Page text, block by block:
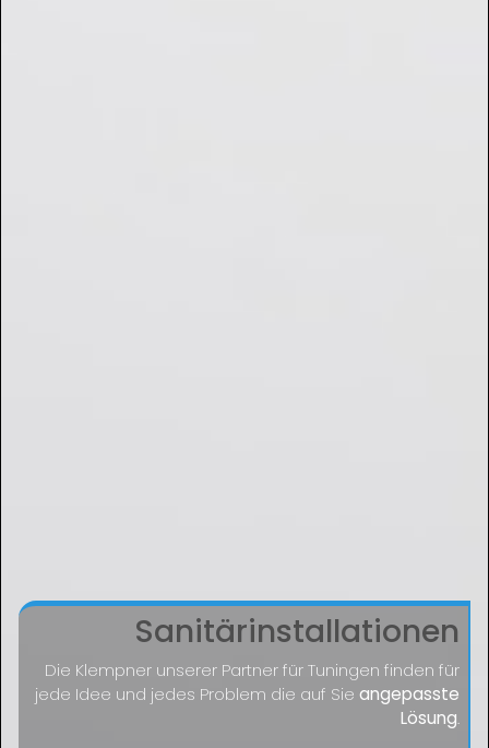
Sanitärinstallationen
Die Klempner unserer Partner für Tuningen finden für
jede Idee und jedes Problem die auf Sieangepasste
Lösung.